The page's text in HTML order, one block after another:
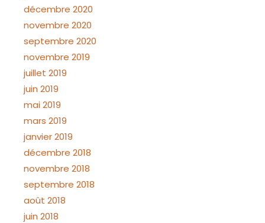
décembre 2020
novembre 2020
septembre 2020
novembre 2019
juillet 2019
juin 2019
mai 2019
mars 2019
janvier 2019
décembre 2018
novembre 2018
septembre 2018
août 2018
juin 2018